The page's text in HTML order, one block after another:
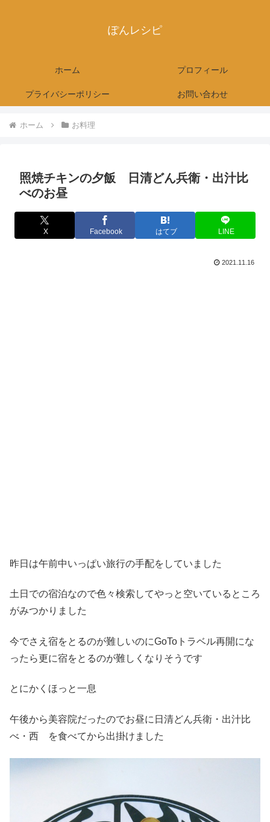
ぽんレシピ
ホーム プロフィール
プライバシーポリシー お問い合わせ
ホーム お料理
照焼チキンの夕飯 日清どん兵衛・出汁比
べのお昼
X Facebook はてブ LINE
2021.11.16
昨日は午前中いっぱい旅行の手配をしていました
土日での宿泊なので色々検索してやっと空いているところ
がみつかりました
今でさえ宿をとるのが難しいのにGoToトラベル再開にな
ったら更に宿をとるのが難しくなりそうです
とにかくほっと一息
午後から美容院だったのでお昼に日清どん兵衛・出汁比
べ・西 を食べてから出掛けました